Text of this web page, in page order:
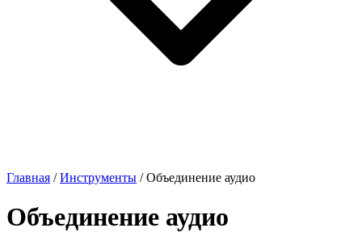
Главная / Инструменты / Объединение аудио
Объединение аудио